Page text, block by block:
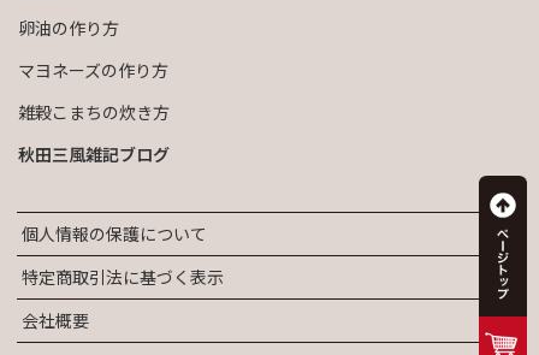
卵油の作り方
マヨネーズの作り方
雑穀こまちの炊き方
秋田三風雑記ブログ
個人情報の保護について
特定商取引法に基づく表示
会社概要